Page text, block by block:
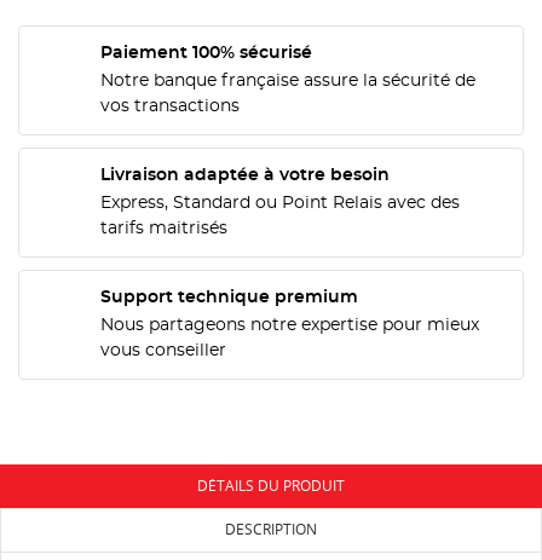
Paiement 100% sécurisé
Notre banque française assure la sécurité de
vos transactions
Livraison adaptée à votre besoin
Express, Standard ou Point Relais avec des
tarifs maitrisés
Support technique premium
Nous partageons notre expertise pour mieux
vous conseiller
DÉTAILS DU PRODUIT
DESCRIPTION
add_circle_outline Créer une nouvelle liste
CRÉER UNE LISTE D'ENVIES
CONNEXION
à votre liste d'envies.
Annuler